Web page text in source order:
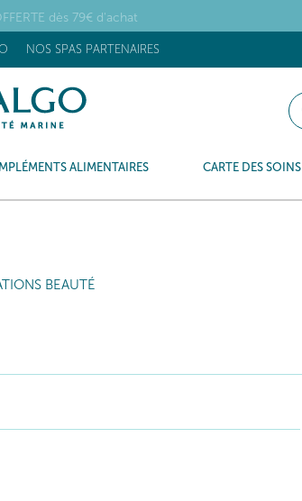
dès 79€ d'achat
NOS SPAS PARTENAIRES
ALIMENTAIRES CARTE DES SOINS
BEAUTÉ